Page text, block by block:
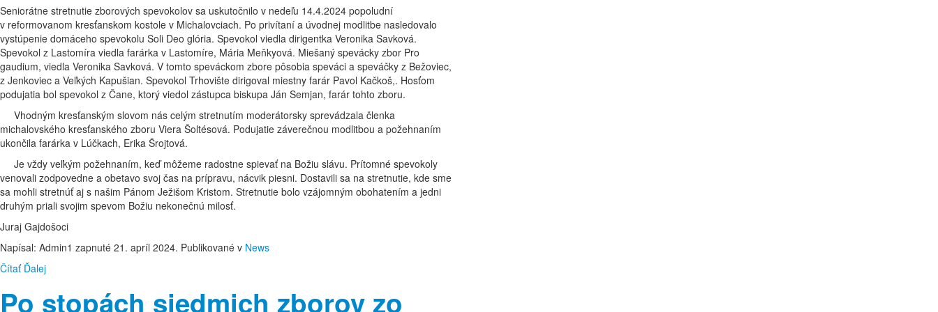
Seniorátne stretnutie zborových spevokolov sa uskutočnilo v nedeľu 14.4.2024 popoludní
v reformovanom kresťanskom kostole v Michalovciach. Po privítaní a úvodnej modlitbe nasledovalo
vystúpenie domáceho spevokolu Soli Deo glória. Spevokol viedla dirigentka Veronika Savková.
Spevokol z Lastomíra viedla farárka v Lastomíre, Mária Meňkyová. Miešaný spevácky zbor Pro
gaudium, viedla Veronika Savková. V tomto speváckom zbore pôsobia speváci a speváčky z Bežoviec,
z Jenkoviec a Veľkých Kapušian. Spevokol Trhovište dirigoval miestny farár Pavol Kačkoš,. Hosťom
podujatia bol spevokol z Čane, ktorý viedol zástupca biskupa Ján Semjan, farár tohto zboru.
Vhodným kresťanským slovom nás celým stretnutím moderátorsky sprevádzala členka
michalovského kresťanského zboru Viera Šoltésová. Podujatie záverečnou modlitbou a požehnaním
ukončila farárka v Lúčkach, Erika Šrojtová.
Je vždy veľkým požehnaním, keď môžeme radostne spievať na Božiu slávu. Prítomné spevokoly
venovali zodpovedne a obetavo svoj čas na prípravu, nácvik piesni. Dostavili sa na stretnutie, kde sme
sa mohli stretnúť aj s našim Pánom Ježišom Kristom. Stretnutie bolo vzájomným obohatením a jedni
druhým priali svojim spevom Božiu nekonečnú milosť.
Juraj Gajdošoci
Napísal: Admin1 zapnuté 21. apríl 2024. Publikované v News
Čítať Ďalej
Po stopách siedmich zborov zo